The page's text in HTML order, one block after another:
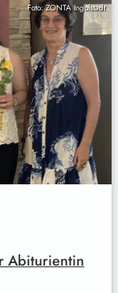
Foto: ZONTA Ingolstadt
Abiturientin